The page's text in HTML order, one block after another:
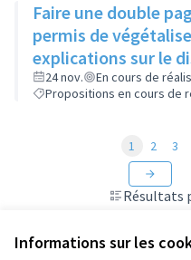
Informations sur les
Faire une double
permis de
explications sur le
côté des exemples
investir
24 nov.
En cours de
Propositions en cours de
Résultats
1 2 3